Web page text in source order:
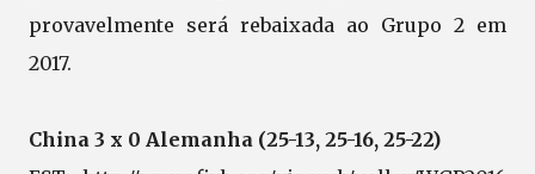
provavelmente será rebaixada ao Grupo 2 em
2017.
China 3 x 0 Alemanha (25-13, 25-16, 25-22)